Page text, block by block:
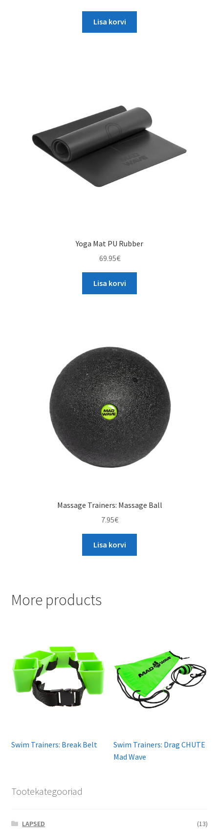
Lisa korvi
Yoga Mat PU Rubber
69.95€
Lisa korvi
Massage Trainers: Massage Ball
7.95€
Lisa korvi
More products
Swim Trainers: Break Belt
Swim Trainers: Drag CHUTE
Mad Wave
Tootekategooriad
LAPSED
(13)